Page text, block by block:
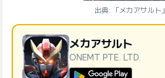
出典: 「メカアサルト」
メカアサルト
ONEMT PTE. LTD.